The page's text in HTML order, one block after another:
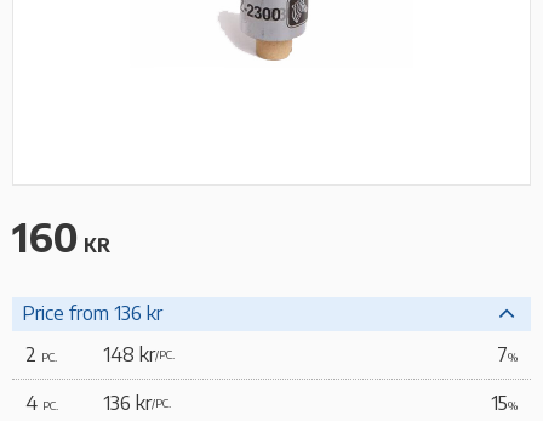
160 KR
Price from 136 kr
2 PC. 148 kr/PC. 7%
4 PC. 136 kr/PC. 15%